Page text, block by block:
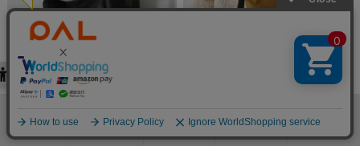
2026.07.12
★【新作！！】メッシュバッグのご紹
介★
あべのハルカス店
russet
【新作】日常にも馴染むトラベルバッ
いよてつ高島屋店
russet